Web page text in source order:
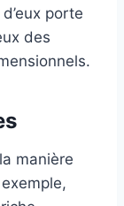
porte
des
manière